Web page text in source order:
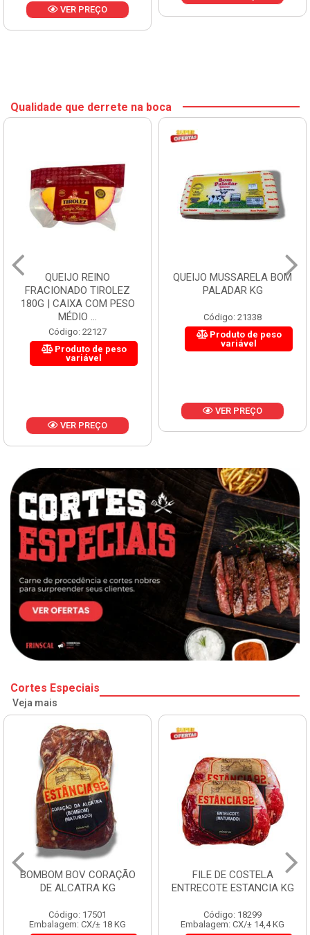
VER PREÇO
Qualidade que derrete na boca
QUEIJO REINO
FRACIONADO TIROLEZ
180G | CAIXA COM PESO
MÉDIO ...
Código: 22127
Produto de peso
variável
VER PREÇO
QUEIJO MUSSARELA BOM
PALADAR KG
Código: 21338
Produto de peso
variável
VER PREÇO
Cortes Especiais
Veja mais
BOMBOM BOV CORAÇÃO
DE ALCATRA KG
Código: 17501
Embalagem: CX/± 18 KG
FILE DE COSTELA
ENTRECOTE ESTANCIA KG
Código: 18299
Embalagem: CX/± 14,4 KG